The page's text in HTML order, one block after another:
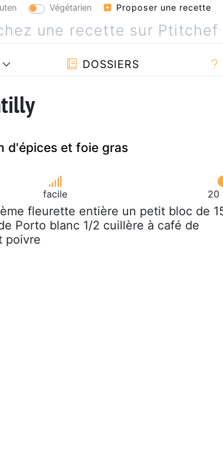
Végétarien Proposer une recette
DOSSIERS
d'épices et foie gras
facile 20
fleurette entière un petit bloc de
Porto blanc 1/2 cuillère à café de
poivre